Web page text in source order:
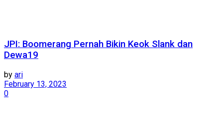
JPI: Boomerang Pernah Bikin Keok Slank dan
Dewa19
by ari
February 13, 2023
0